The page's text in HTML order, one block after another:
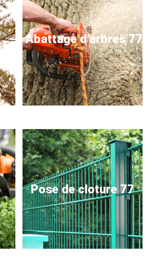
Abattage d'arbres 77
Pose de cloture 77